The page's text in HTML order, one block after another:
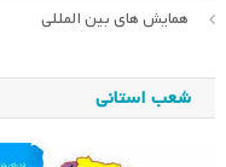
همایش های بین المللی
شعب استانی